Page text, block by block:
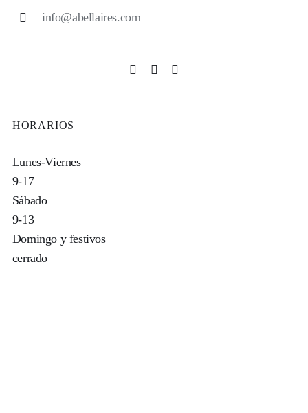
info@abellaires.com
HORARIOS
Lunes-Viernes
9-17
Sábado
9-13
Domingo y festivos
cerrado